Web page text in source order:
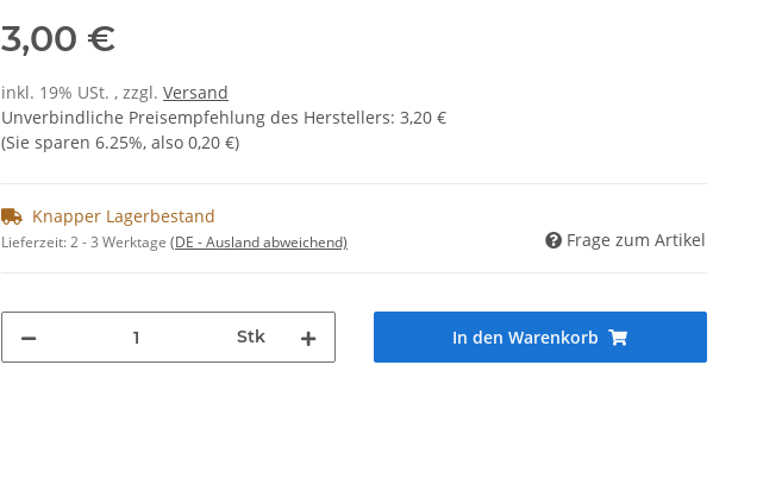
3,00 €
inkl. 19% USt. , zzgl. Versand
Unverbindliche Preisempfehlung des Herstellers: 3,20 €
(Sie sparen 6.25%, also 0,20 €)
Knapper Lagerbestand
Lieferzeit:2 - 3 Werktage (DE - Ausland abweichend) Frage zum Artikel
Stk In den Warenkorb